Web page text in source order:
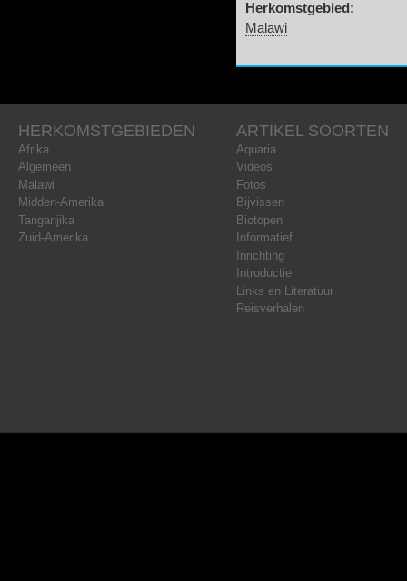
Herkomstgebied:
Malawi
HERKOMSTGEBIEDEN
Afrika
Algemeen
Malawi
Midden-Amerika
Tanganjika
Zuid-Amerika
ARTIKEL SOORTEN
Aquaria
Videos
Fotos
Bijvissen
Biotopen
Informatief
Inrichting
Introductie
Links en Literatuur
Reisverhalen